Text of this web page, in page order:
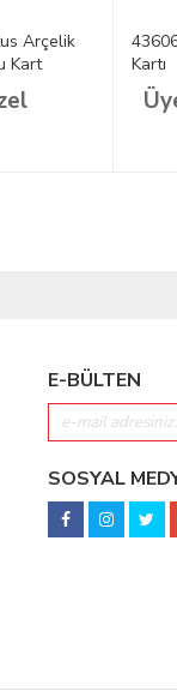
Arçelik
Kart
Kartı
E-BÜLTEN
SOSYAL